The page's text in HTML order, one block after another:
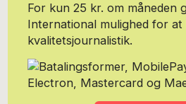
For kun 25 kr. om måneden
International mulighed for
kvalitetsjournalistik.